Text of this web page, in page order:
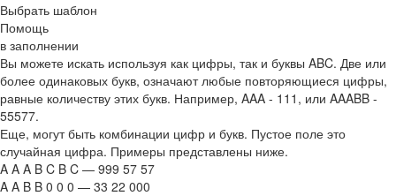
Выбрать шаблон
Помощь
в заполнении
Вы можете искать используя как цифры, так и буквы ABC. Две или
более одинаковых букв, означают любые повторяющиеся цифры,
равные количеству этих букв. Например, AAA - 111 , или AAABB -
55577.
Еще, могут быть комбинации цифр и букв. Пустое поле это
случайная цифра. Примеры представлены ниже.
A A A B C B C — 999 57 57
A A B B 0 0 0 — 33 22 000